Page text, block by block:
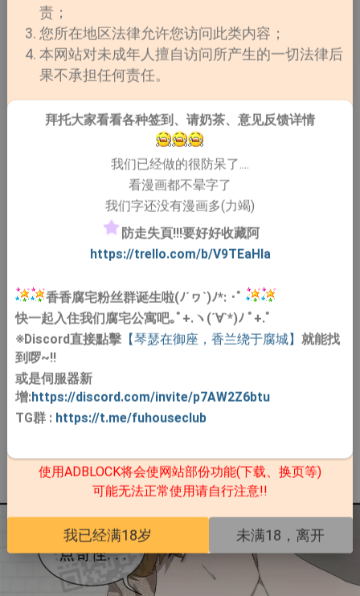
责；
您所在地区法律允许您访问此类内容；
本网站对未成年人擅自访问所产生的一切法律后
果不承担任何责任。
拜托大家看看各种签到、请奶茶、意见反馈详情
我们已经做的很防呆了....
看漫画都不晕字了
我们字还没有漫画多(力竭)
防走失頁!!!要好好收藏阿
https://trello.com/b/V9TEaHIa
香香腐宅粉丝群诞生啦(ﾉ´ヮ`)ﾉ*: ･ﾟ
快一起入住我们腐宅公寓吧｡ﾟ+.ヽ(´∀`*)ﾉ ﾟ+.ﾟ
※Discord直接點擊【琴瑟在御座，香兰绕于腐城】 就能找
到啰~!!
或是伺服器新
增:https://discord.com/invite/p7AW2Z6btu
TG群: https://t.me/fuhouseclub
使用ADBLOCK将会使网站部份功能(下载、换页等)
可能无法正常使用请自行注意!!
我已经满18岁 未满18，离开